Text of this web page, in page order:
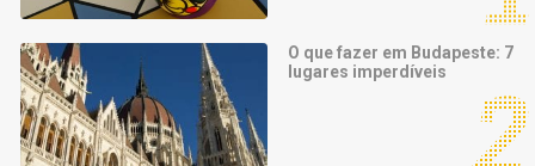
O que fazer em Budapeste: 7
lugares imperdíveis